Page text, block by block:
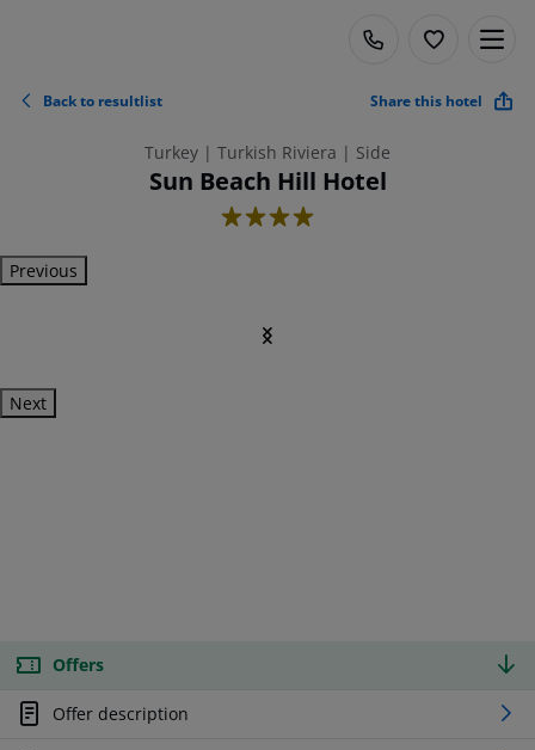
Back to resultlist Share this hotel
Turkey | Turkish Riviera | Side
Sun Beach Hill Hotel
4
Previous
Next
Offers
Offer description